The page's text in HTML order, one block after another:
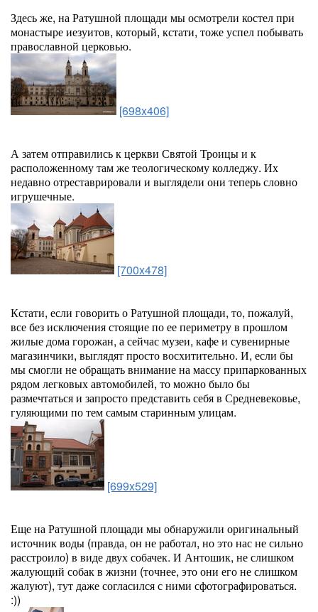
Здесь же, на Ратушной площади мы осмотрели костел при
монастыре иезуитов, который, кстати, тоже успел побывать
православной церковью.
[698x406]
А затем отправились к церкви Святой Троицы и к
расположенному там же теологическому колледжу. Их
недавно отреставрировали и выглядели они теперь словно
игрушечные.
[700x478]
Кстати, если говорить о Ратушной площади, то, пожалуй,
все без исключения стоящие по ее периметру в прошлом
жилые дома горожан, а сейчас музеи, кафе и сувенирные
магазинчики, выглядят просто восхитительно. И, если бы
мы смогли не обращать внимание на массу припаркованных
рядом легковых автомобилей, то можно было бы
размечтаться и запросто представить себя в Средневековье,
гуляющими по тем самым старинным улицам.
[699x529]
Еще на Ратушной площади мы обнаружили оригинальный
источник воды (правда, он не работал, но это нас не сильно
расстроило) в виде двух собачек. И Антошик, не слишком
жалующий собак в жизни (точнее, это они его не слишком
жалуют), тут даже согласился с ними сфотографироваться.
:))